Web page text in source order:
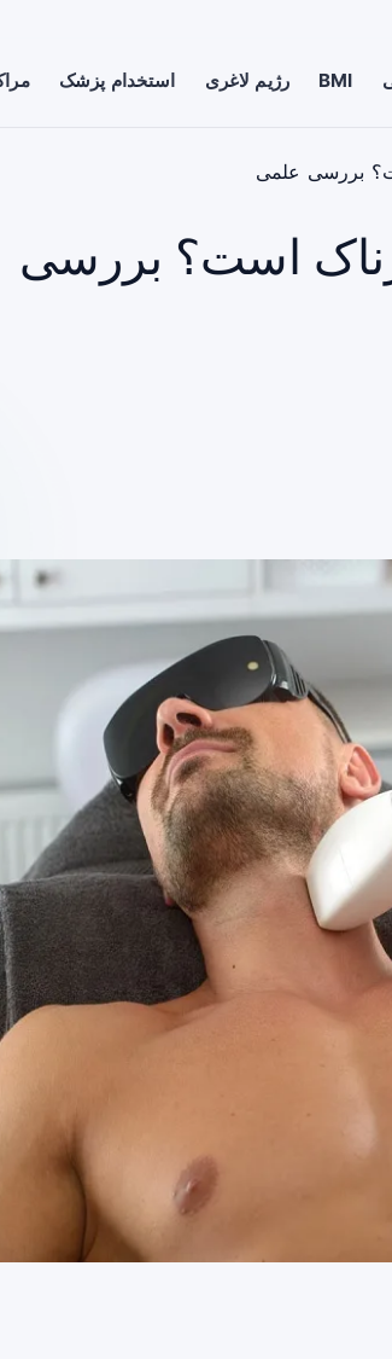
BMI رژیم لاغری استخدام پزشک
بررسی علمی
است؟ بررسی